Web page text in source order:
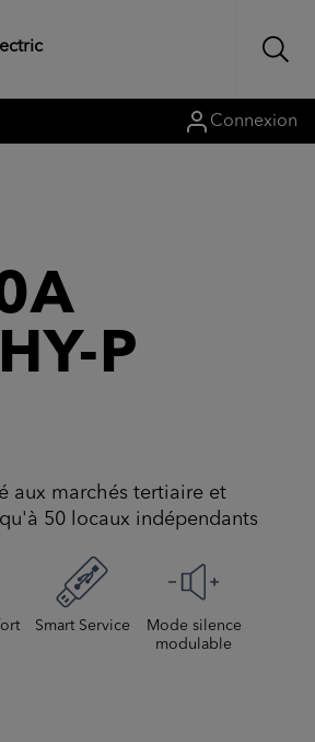
Connexion
P
aux marchés tertiaire et
50 locaux indépendants
Smart Service
Mode silence
modulable